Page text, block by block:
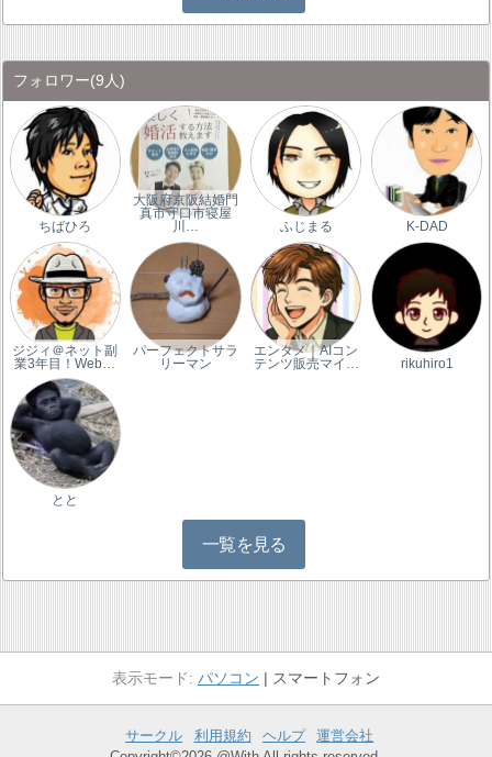
フォロワー(9人)
ちばひろ
大阪府京阪結婚門
真市守口市寝屋
川…
ふじまる K-DAD
ジジィ＠ネット副
業3年目！Web…
パーフェクトサラ
リーマン
エンタメ｜AIコン
テンツ販売マイ…
rikuhiro1
とと
一覧を見る
パソコン スマートフォン
サークル 利用規約 ヘルプ
運営会社